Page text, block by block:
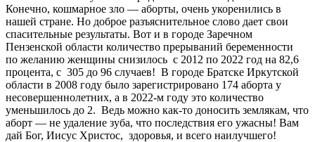
Конечно, кошмарное зло — аборты, очень укоренились в
нашей стране. Но доброе разъяснительное слово дает свои
спасительные результаты. Вот и в городе Заречном
Пензенской области количество прерываний беременности
по желанию женщины снизилось с 2012 по 2022 год на 82,6
процента, с 305 до 96 случаев! В городе Братске Иркутской
области в 2008 году было зарегистрировано 174 аборта у
несовершеннолетних, а в 2022-м году это количество
уменьшилось до 2. Ведь можно как-то доносить землякам, что
аборт — не удаление зуба, что последствия его ужасны! Вам
дай Бог, Иисус Христос, здоровья, и всего наилучшего!